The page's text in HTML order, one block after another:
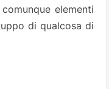
elementi
di qualcosa di